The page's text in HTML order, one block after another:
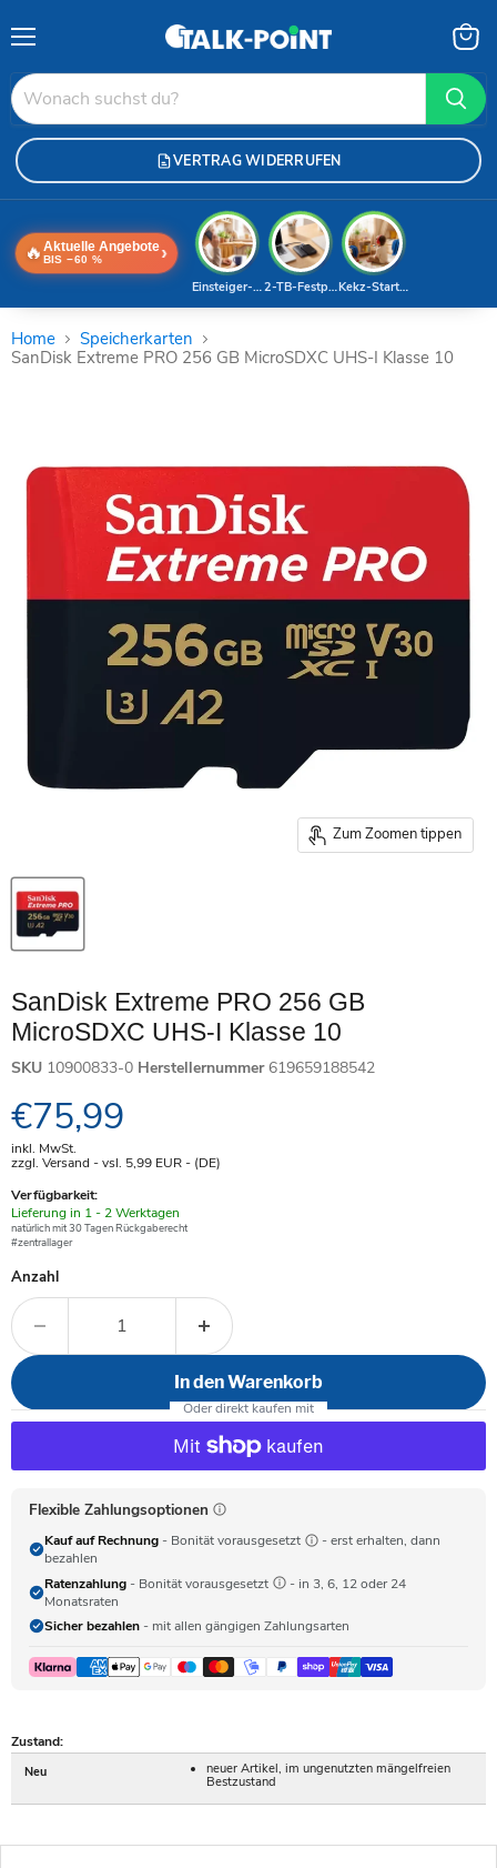
VERTRAG WIDERRUFEN
🔥 Aktuelle Angebote
BIS −60 % ›
Kekz-Starterset
2-TB-Festplatte
Einsteiger-Handy
Home
Speicherkarten
SanDisk Extreme PRO 256 GB MicroSDXC UHS-I Klasse 10
Zum Zoomen tippen
SanDisk Extreme PRO 256 GB
MicroSDXC UHS-I Klasse 10
SKU 10900833-0 Herstellernummer 619659188542
Aktueller Preis
€75,99
inkl. MwSt.
zzgl. Versand - vsl. 5,99 EUR- (DE)
Verfügbarkeit:
Verfügbar
-
Lieferung in 1 - 2 Werktagen
natürlich mit 30 Tagen Rückgaberecht
#zentrallager
Anzahl
In den Warenkorb
Flexible Zahlungsoptionen
Kauf auf Rechnung - Bonität vorausgesetzt
- erst erhalten, dann
bezahlen
Ratenzahlung - Bonität vorausgesetzt
- in 3, 6, 12 oder 24
Monatsraten
Sicher bezahlen - mit allen gängigen Zahlungsarten
Zustand:
Neu
neuer Artikel, im ungenutzten mängelfreien
Bestzustand